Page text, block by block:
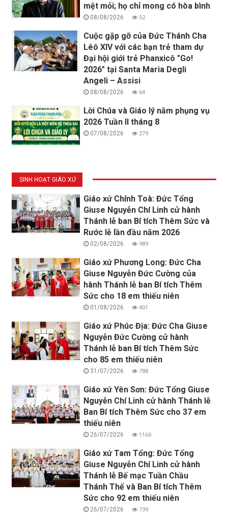
mệt mỏi; họ chỉ mong có hòa bình
08/08/2026 52
Cuộc gặp gỡ của Đức Thánh Cha
Lêô XIV với các bạn trẻ tham dự
Đại hội giới trẻ Phanxicô "Go!
2026" tại Santa Maria Degli
Angeli – Assisi
08/08/2026 64
Lời Chúa và Giáo lý năm phụng vụ
2026 Tuần II tháng 8
07/08/2026 279
SINH HOẠT GIÁO XỨ
Giáo xứ Chính Toà: Đức Tổng
Giuse Nguyễn Chí Linh cử hành
Thánh lễ ban Bí tích Thêm Sức và
Rước lễ lần đầu năm 2026
02/08/2026 989
Giáo xứ Phương Long: Đức Cha
Giuse Nguyễn Đức Cường của
hành Thánh lễ ban Bí tích Thêm
Sức cho 18 em thiếu niên
01/08/2026 401
Giáo xứ Phúc Địa: Đức Cha Giuse
Nguyễn Đức Cường cử hành
Thánh lễ ban Bí tích Thêm Sức
cho 85 em thiếu niên
31/07/2026 788
Giáo xứ Yên Sơn: Đức Tổng Giuse
Nguyễn Chí Linh cử hành Thánh lễ
Ban Bí tích Thêm Sức cho 37 em
thiếu niên
26/07/2026 1160
Giáo xứ Tam Tổng: Đức Tổng
Giuse Nguyễn Chí Linh cử hành
Thánh lễ Bế mạc Tuần Chầu
Thánh Thể và Ban Bí tích Thêm
Sức cho 92 em thiếu niên
26/07/2026 739